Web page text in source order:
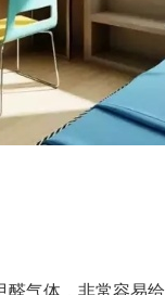
气体，非常容易